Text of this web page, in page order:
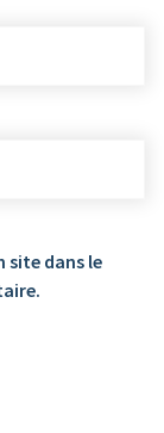
site dans le